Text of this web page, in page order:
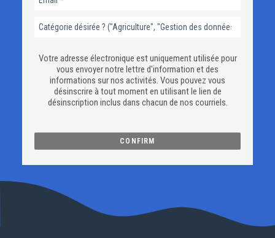
Votre adresse électronique est uniquement utilisée pour
vous envoyer notre lettre d'information et des
informations sur nos activités. Vous pouvez vous
désinscrire à tout moment en utilisant le lien de
désinscription inclus dans chacun de nos courriels.